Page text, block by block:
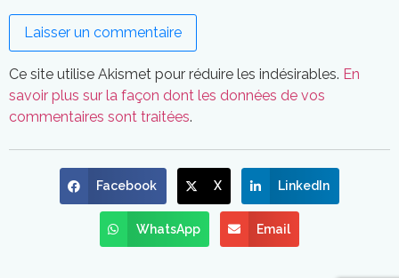
Ce site utilise Akismet pour réduire les indésirables. En
savoir plus sur la façon dont les données de vos
commentaires sont traitées.
Facebook X LinkedIn
WhatsApp Email